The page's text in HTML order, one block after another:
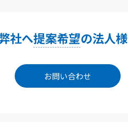
社へ提案希望の法人様
お問い合わせ